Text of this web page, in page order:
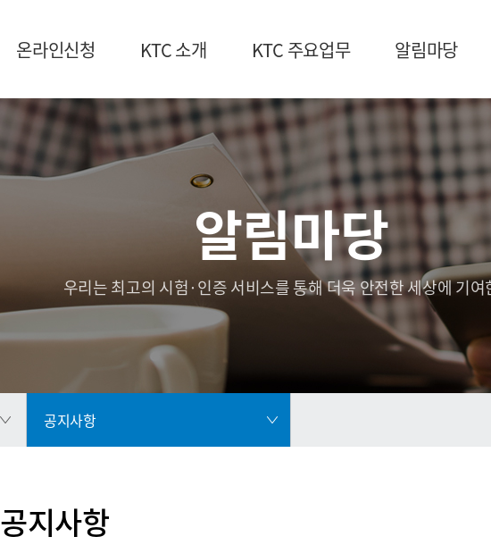
온라인신청 KTC 소개 KTC 주요업무 알림마당
알림마당
우리는 최고의 시험·인증 서비스를 통해 더욱 안전한 세상에 기여
공지사항
공지사항